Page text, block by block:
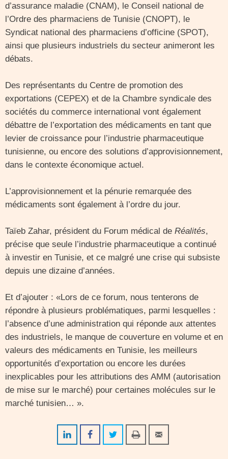
d’assurance maladie (CNAM), le Conseil national de
l’Ordre des pharmaciens de Tunisie (CNOPT), le
Syndicat national des pharmaciens d’officine (SPOT),
ainsi que plusieurs industriels du secteur animeront les
débats.
Des représentants du Centre de promotion des
exportations (CEPEX) et de la Chambre syndicale des
sociétés du commerce international vont également
débattre de l’exportation des médicaments en tant que
levier de croissance pour l’industrie pharmaceutique
tunisienne, ou encore des solutions d’approvisionnement,
dans le contexte économique actuel.
L’approvisionnement et la pénurie remarquée des
médicaments sont également à l’ordre du jour.
Taïeb Zahar, président du Forum médical de Réalités,
précise que seule l’industrie pharmaceutique a continué
à investir en Tunisie, et ce malgré une crise qui subsiste
depuis une dizaine d’années.
Et d’ajouter : «Lors de ce forum, nous tenterons de
répondre à plusieurs problématiques, parmi lesquelles :
l’absence d’une administration qui réponde aux attentes
des industriels, le manque de couverture en volume et en
valeurs des médicaments en Tunisie, les meilleurs
opportunités d’exportation ou encore les durées
inexplicables pour les attributions des AMM (autorisation
de mise sur le marché) pour certaines molécules sur le
marché tunisien… ».